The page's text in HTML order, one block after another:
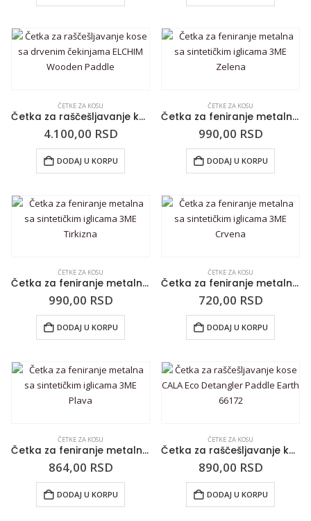
ČETKE ZA KOSU
Četka za raščešljavanje kose sa drvenim čekinjama ELCHIM Wooden Paddle
4.100,00 RSD
DODAJ U KORPU
ČETKE ZA KOSU
Četka za feniranje metalna sa sintetičkim iglicama 3ME Zelena
990,00 RSD
DODAJ U KORPU
ČETKE ZA KOSU
Četka za feniranje metalna sa sintetičkim iglicama 3ME Tirkizna
990,00 RSD
DODAJ U KORPU
ČETKE ZA KOSU
Četka za feniranje metalna sa sintetičkim iglicama 3ME Crvena
720,00 RSD
DODAJ U KORPU
ČETKE ZA KOSU
Četka za feniranje metalna sa sintetičkim iglicama 3ME Plava
864,00 RSD
DODAJ U KORPU
ČETKE ZA KOSU
Četka za raščešljavanje kose CALA Eco Detangler Paddle Earth 66172
890,00 RSD
DODAJ U KORPU